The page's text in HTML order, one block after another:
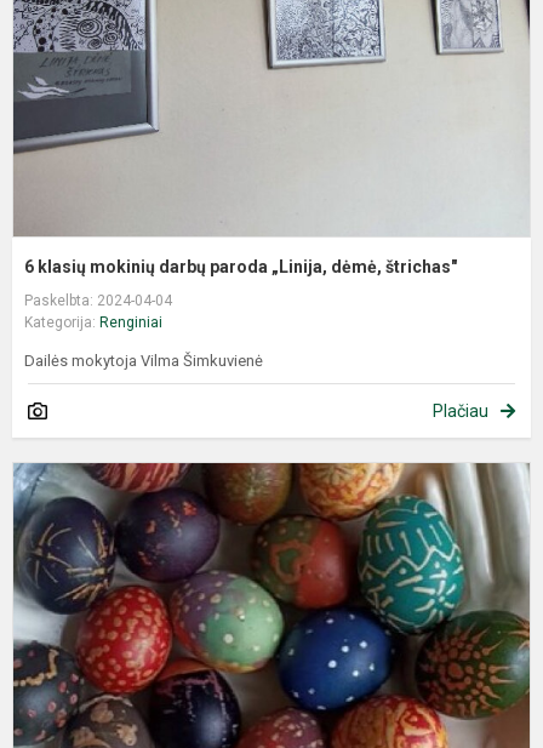
6 klasių mokinių darbų paroda „Linija, dėmė, štrichas"
Paskelbta: 2024-04-04
Kategorija: Renginiai
Dailės mokytoja Vilma Šimkuvienė
Plačiau